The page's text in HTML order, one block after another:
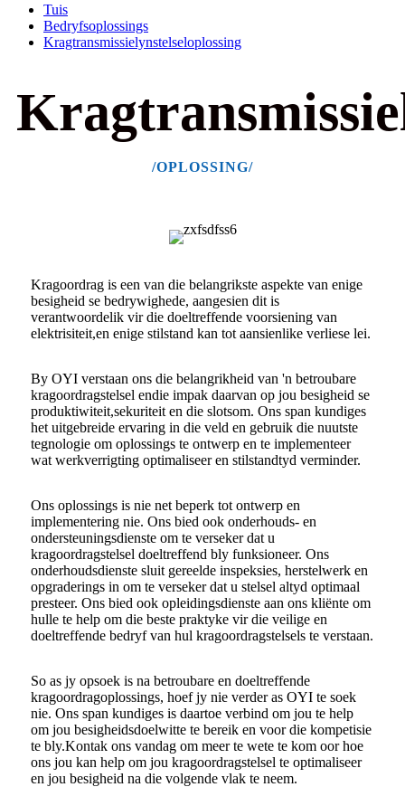
Tuis
Bedryfsoplossings
Kragtransmissielynstelseloplossing
/OPLOSSING/
Kragoordrag is een van die belangrikste aspekte van enige
besigheid se bedrywighede, aangesien dit is
verantwoordelik vir die doeltreffende voorsiening van
elektrisiteit,en enige stilstand kan tot aansienlike verliese lei.
By OYI verstaan ​​ons die belangrikheid van 'n betroubare
kragoordragstelsel endie impak daarvan op jou besigheid se
produktiwiteit,sekuriteit en die slotsom. Ons span kundiges
het uitgebreide ervaring in die veld en gebruik die nuutste
tegnologie om oplossings te ontwerp en te implementeer
wat werkverrigting optimaliseer en stilstandtyd verminder.
Ons oplossings is nie net beperk tot ontwerp en
implementering nie. Ons bied ook onderhouds- en
ondersteuningsdienste om te verseker dat u
kragoordragstelsel doeltreffend bly funksioneer. Ons
onderhoudsdienste sluit gereelde inspeksies, herstelwerk en
opgraderings in om te verseker dat u stelsel altyd optimaal
presteer. Ons bied ook opleidingsdienste aan ons kliënte om
hulle te help om die beste praktyke vir die veilige en
doeltreffende bedryf van hul kragoordragstelsels te verstaan.
So as jy opsoek is na betroubare en doeltreffende
kragoordragoplossings, hoef jy nie verder as OYI te soek
nie. Ons span kundiges is daartoe verbind om jou te help
om jou besigheidsdoelwitte te bereik en voor die kompetisie
te bly.Kontak ons ​​vandag om meer te wete te kom oor hoe
ons jou kan help om jou kragoordragstelsel te optimaliseer
en jou besigheid na die volgende vlak te neem.